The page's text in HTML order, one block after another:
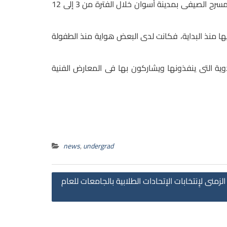
نظم طلاب كلية التربية النوعية بجامعة أسوان معرضًا فنيًا على هامش فاعليات معرض أسوان الثانى للكتاب المقام بالمسرح الصيفى بمدينة أسوان خلال الفترة من 3 إلى 12
منذ البداية، فكانت لدى البعض هواية منذ الطفولة
ينفذونها ويشاركون بها فى المعارض الفنية
news,undergrad
لإِنتخابات الإتحادات الطلابية بالجامعات للعام